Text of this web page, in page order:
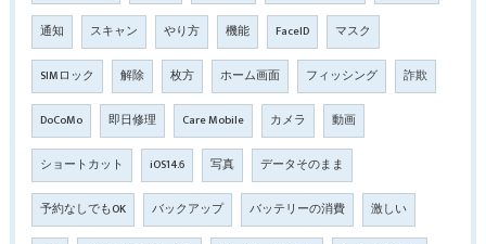
通知 スキャン やり方 機能 FaceID マスク
SIMロック 解除 枚方 ホーム画面 フィッシング 詐欺
DoCoMo 即日修理 Care Mobile カメラ 動画
ショートカット iOS14.6 写真 データそのまま
予約なしでもOK バックアップ バッテリーの消費 激しい